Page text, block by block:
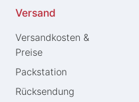
Versand
Versandkosten &
Preise
Packstation
Rücksendung